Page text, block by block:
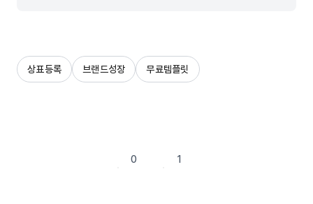
상표등록 브랜드성장 무료템플릿
0 1